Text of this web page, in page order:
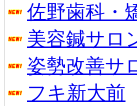
佐野歯科・
美容鍼サロ
姿勢改善サ
フキ新大前